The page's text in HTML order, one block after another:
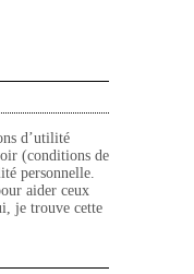
d’utilité
(conditions de
personnelle.
aider ceux
je trouve cette